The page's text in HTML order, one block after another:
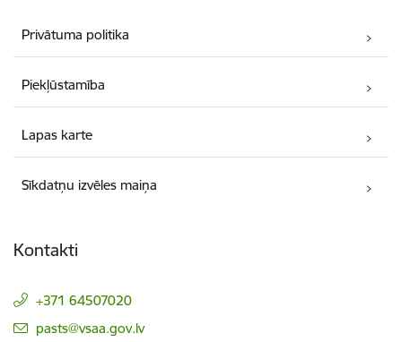
Privātuma politika
Piekļūstamība
Lapas karte
Sīkdatņu izvēles maiņa
Kontakti
+371 64507020
E-pasts:
pasts@vsaa.gov.lv